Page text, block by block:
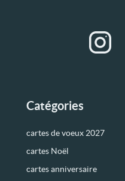
Catégories
cartes de voeux 2027
cartes Noël
cartes anniversaire